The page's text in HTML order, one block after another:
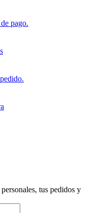
pago.
tus pedidos y